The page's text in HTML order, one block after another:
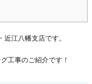
江八幡支店です。
工事のご紹介です！